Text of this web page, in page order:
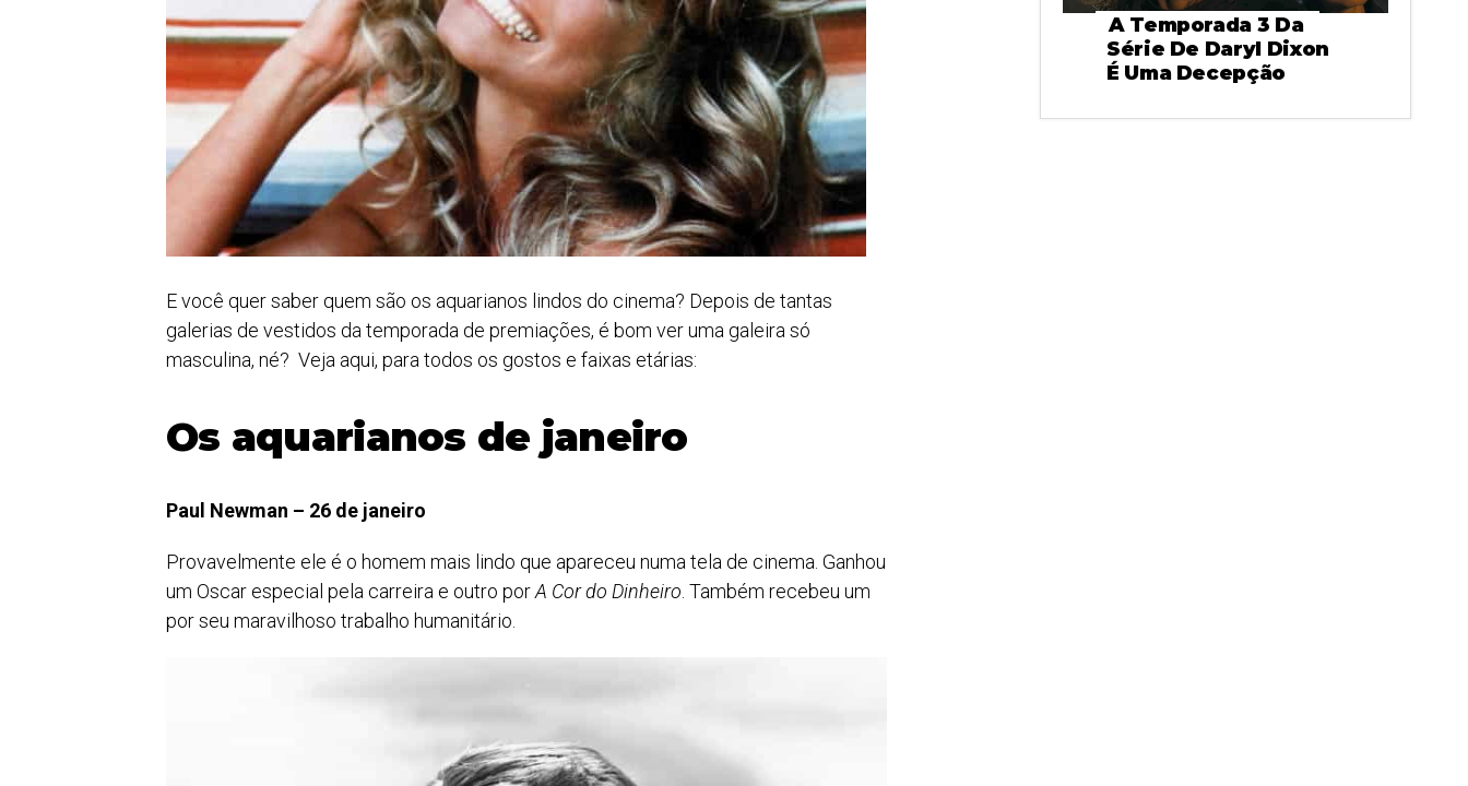
E você quer saber quem são os aquarianos lindos do cinema? Depois de tantas
galerias de vestidos da temporada de premiações, é bom ver uma galeira só
masculina, né? Veja aqui, para todos os gostos e faixas etárias:
Os aquarianos de janeiro
Paul Newman – 26 de janeiro
Provavelmente ele é o homem mais lindo que apareceu numa tela de cinema. Ganhou
um Oscar especial pela carreira e outro porA Cor do Dinheiro . Também recebeu um
por seu maravilhoso trabalho humanitário.
A Temporada 3 Da
Série De Daryl Dixon
É Uma Decepção